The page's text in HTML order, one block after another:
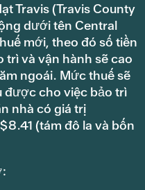
Travis (Travis County
dưới tên Central
mới, theo đó số tiền
và vận hành sẽ cao
ngoái. Mức thuế sẽ
được cho việc bảo trì
nhà có giá trị
(tám đô la và bốn